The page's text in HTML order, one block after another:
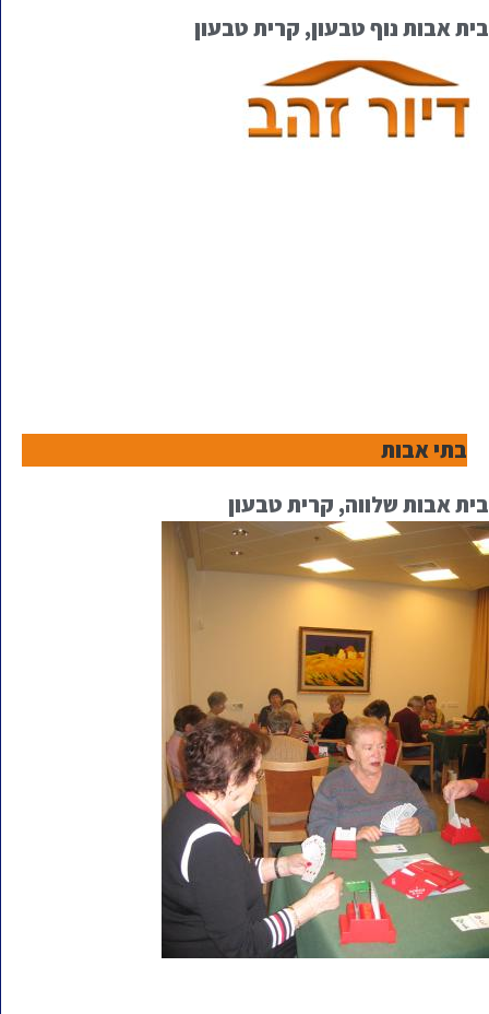
בית אבות נוף טבעון, קרית טבעון
בתי אבות
בית אבות שלווה, קרית טבעון